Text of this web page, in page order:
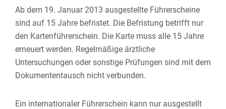
Ab dem 19. Januar 2013 ausgestellte Führerscheine
sind auf 15 Jahre befristet. Die Befristung betrifft nur
den Kartenführerschein. Die Karte muss alle 15 Jahre
erneuert werden. Regelmäßige ärztliche
Untersuchungen oder sonstige Prüfungen sind mit dem
Dokumententausch nicht verbunden.
Ein internationaler Führerschein kann nur ausgestellt